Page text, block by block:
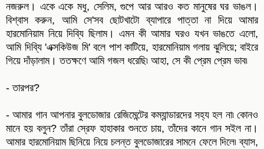
নজরুল। একে একে মধু, সেলিম, গুপে আর আরও কত মানুষের ঘর ভাঙল।
বিশ্বাস করুন, আমি সে'সব ছোটখাটো ব্যাপারে পাত্তা না দিয়ে আমার
হারমোনিয়াম নিয়ে দিব্যি ছিলাম। এমন কী আমার ঘরও যখন ভাঙতে এলো,
আমি দিব্যি 'এক্সকিউজ মি' বলে পাশ কাটিয়ে, হারমোনিয়াম গলায় ঝুলিয়ে; বাইরে
গিয়ে দাঁড়ালাম। ততক্ষণে আমি গজল ধরেছি৷ আহা, সে কী প্রেম প্রেম ভাব৷
- তারপর?
- আমার গান আপনার বুলডোজার রেজিমেন্টের কম্যান্ডারদের সহ্য হল না৷ কোনও
মানে হয় বলুন? তাঁরা স্রেফ হাহাকার শুনতে চায়, তাঁদের কানে গান সইল না।
আমার হারমোনিয়াম ছিনিয়ে নিয়ে চলন্ত বুলডোজারের সামনে ফেলে দিলে৷ ব্যাস,